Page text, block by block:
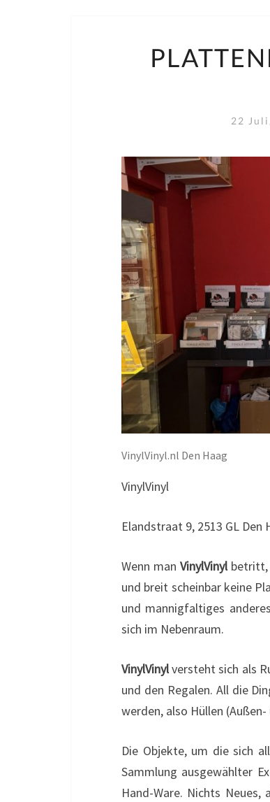
22
VinylVinyl.nl Den Haag
VinylVinyl
Elandstraat 9, 2513 GL Den
Wenn man VinylVinylbetritt,
und breit scheinbar keine
und mannigfaltiges
sich im Nebenraum.
VinylVinylversteht sich als
und den Regalen. All die
werden, also Hüllen
Die Objekte, um die sich
Sammlung ausgewählter
Hand-Ware. Nichts